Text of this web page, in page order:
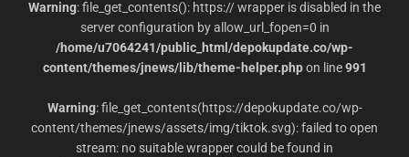
Warning: file_get_contents(): https:// wrapper is disabled in the
server configuration by allow_url_fopen=0 in
/home/u7064241/public_html/depokupdate.co/wp-
content/themes/jnews/lib/theme-helper.phpon line991
Warning: file_get_contents(https://depokupdate.co/wp-
content/themes/jnews/assets/img/tiktok.svg): failed to open
stream: no suitable wrapper could be found in